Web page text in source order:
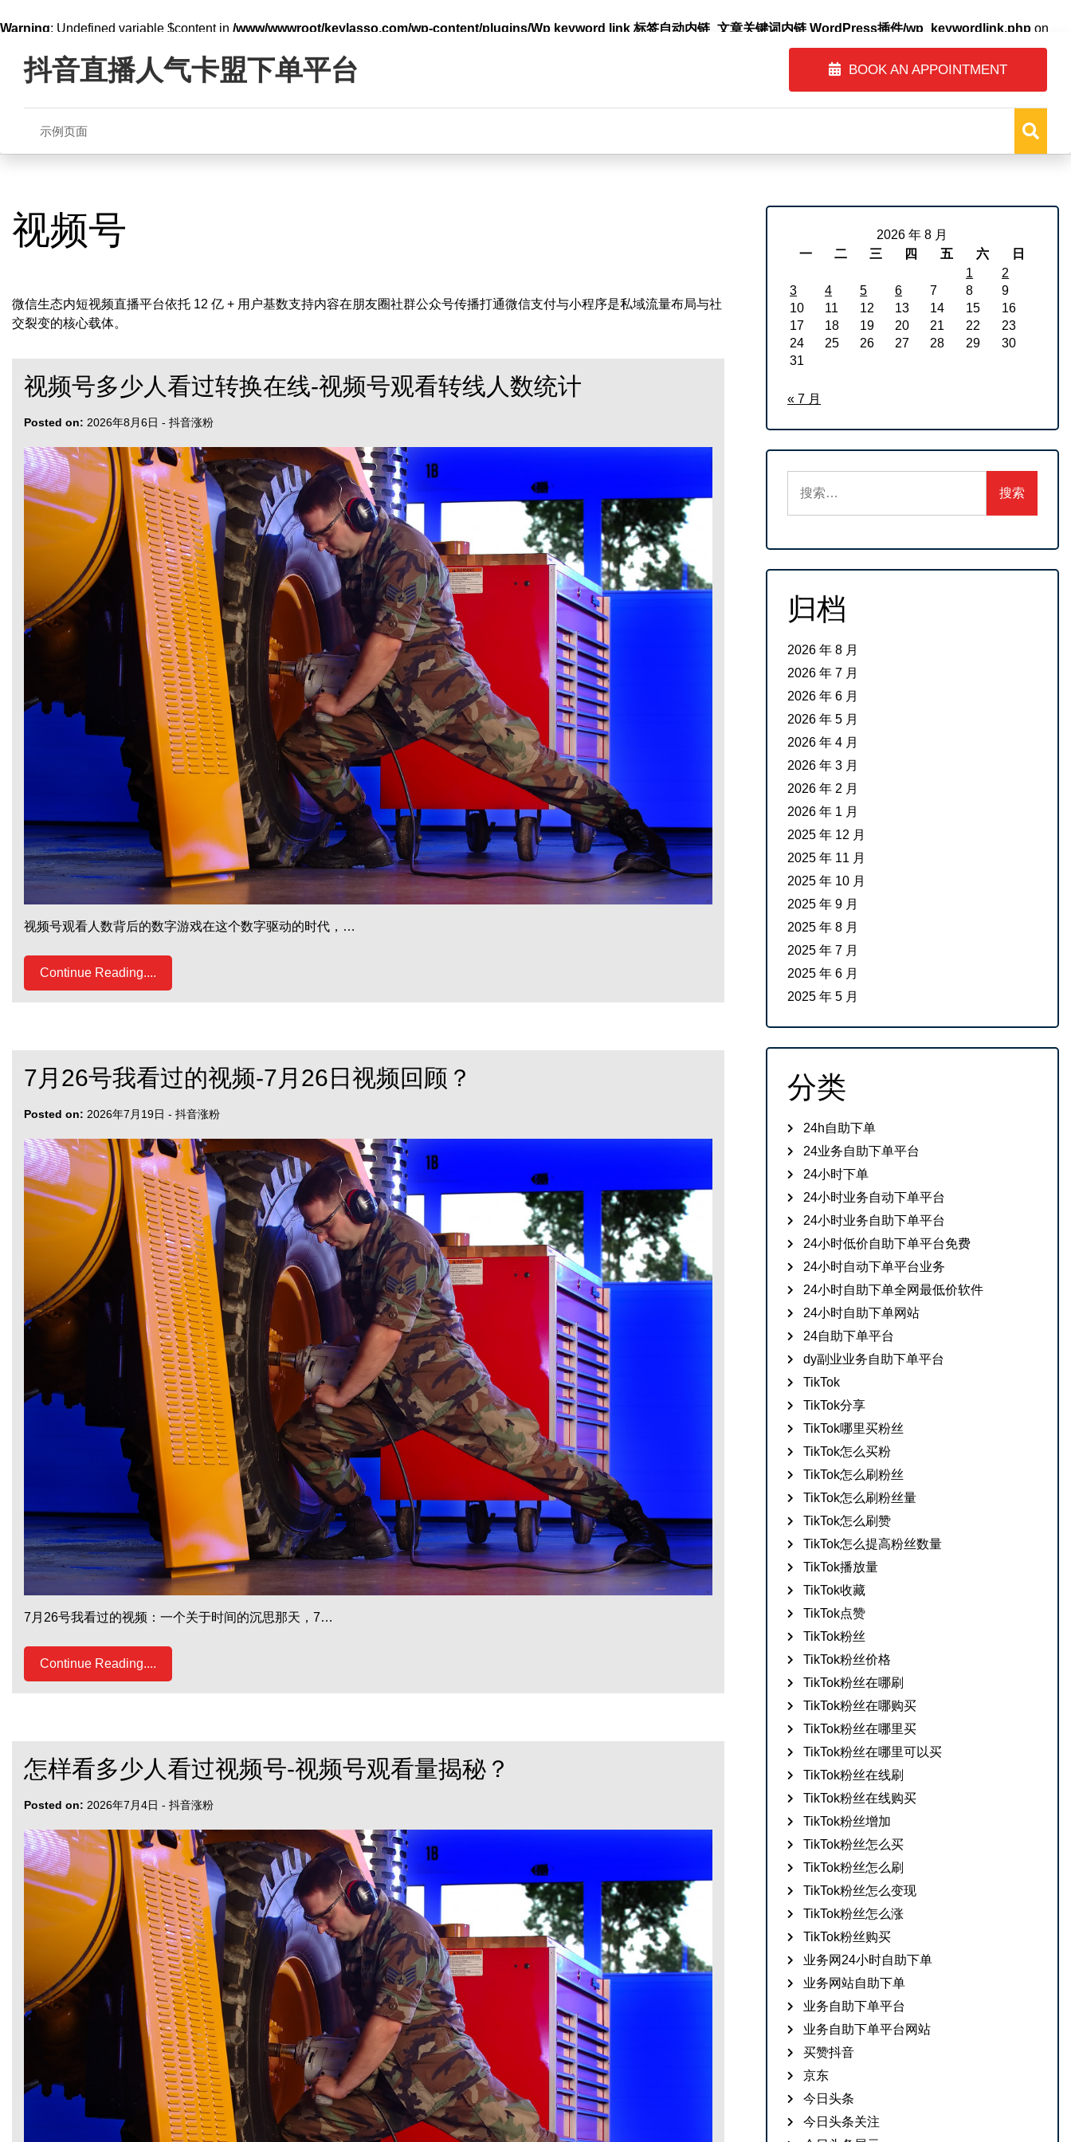
Warning: Undefined variable $content in /www/wwwroot/keylasso.com/wp-content/plugins/Wp keyword link 标签自动内链_文章关键词内链 WordPress插件/wp_keywordlink.php on
content抖音直播人气卡盟下单平台 BOOK AN APPOINTMENT
示例页面
视频号
微信生态内短视频直播平台依托 12 亿 + 用户基数支持内容在朋友圈社群公众号传播打通微信支付与小程序是私域流量布局与社
交裂变的核心载体。
视频号多少人看过转换在线-视频号观看转线人数统计
Posted on: 2026年8月6日 - 抖音涨粉
视频号观看人数背后的数字游戏在这个数字驱动的时代，…
Continue Reading....
7月26号我看过的视频-7月26日视频回顾？
Posted on: 2026年7月19日 - 抖音涨粉
7月26号我看过的视频：一个关于时间的沉思那天，7…
Continue Reading....
怎样看多少人看过视频号-视频号观看量揭秘？
Posted on: 2026年7月4日 - 抖音涨粉
2026 年 8 月
一
二 三 四 五 六
日
1
2
3
4 5 6 7 8
9
10
11 12 13 14 15
16
17
18 19 20 21 22
23
24
25 26 27 28 29
30
31
« 7 月
索：
归档
2026 年 8 月
2026 年 7 月
2026 年 6 月
2026 年 5 月
2026 年 4 月
2026 年 3 月
2026 年 2 月
2026 年 1 月
2025 年 12 月
2025 年 11 月
2025 年 10 月
2025 年 9 月
2025 年 8 月
2025 年 7 月
2025 年 6 月
2025 年 5 月
分类
24h自助下单
24业务自助下单平台
24小时下单
24小时业务自动下单平台
24小时业务自助下单平台
24小时低价自助下单平台免费
24小时自动下单平台业务
24小时自助下单全网最低价软件
24小时自助下单网站
24自助下单平台
dy副业业务自助下单平台
TikTok
TikTok分享
TikTok哪里买粉丝
TikTok怎么买粉
TikTok怎么刷粉丝
TikTok怎么刷粉丝量
TikTok怎么刷赞
TikTok怎么提高粉丝数量
TikTok播放量
TikTok收藏
TikTok点赞
TikTok粉丝
TikTok粉丝价格
TikTok粉丝在哪刷
TikTok粉丝在哪购买
TikTok粉丝在哪里买
TikTok粉丝在哪里可以买
TikTok粉丝在线刷
TikTok粉丝在线购买
TikTok粉丝增加
TikTok粉丝怎么买
TikTok粉丝怎么刷
TikTok粉丝怎么变现
TikTok粉丝怎么涨
TikTok粉丝购买
业务网24小时自助下单
业务网站自助下单
业务自助下单平台
业务自助下单平台网站
买赞抖音
京东
今日头条
今日头条关注